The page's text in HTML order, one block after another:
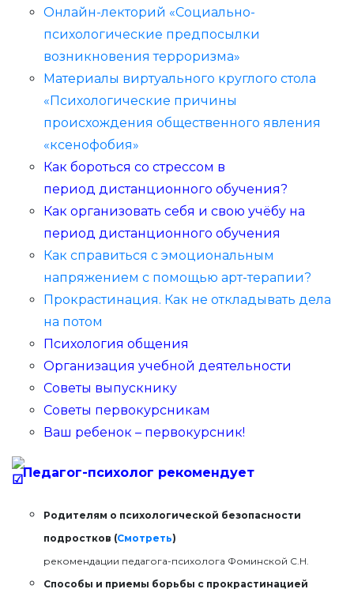
Онлайн-лекторий «Социально-
психологические предпосылки
возникновения терроризма»
Материалы виртуального круглого стола
«Психологические причины
происхождения общественного явления
«ксенофобия»
Как бороться со стрессом в
период дистанционного обучения?
Как организовать себя и свою учёбу на
период дистанционного обучения
Как справиться с эмоциональным
напряжением с помощью арт-терапии?
Прокрастинация. Как не откладывать дела
на потом
Психология общения
Организация учебной деятельности
Советы выпускнику
Советы первокурсникам
Ваш ребенок – первокурсник!
Педагог-психолог рекомендует
Родителям о психологической безопасности
подростков (Смотреть)
рекомендации педагога-психолога Фоминской С.Н.
Способы и приемы борьбы с прокрастинацией